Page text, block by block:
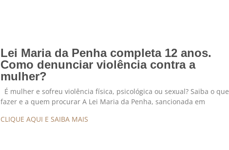
Lei Maria da Penha completa 12 anos.
Como denunciar violência contra a
mulher?
É mulher e sofreu violência física, psicológica ou sexual? Saiba o que
fazer e a quem procurar A Lei Maria da Penha, sancionada em
CLIQUE AQUI E SAIBA MAIS